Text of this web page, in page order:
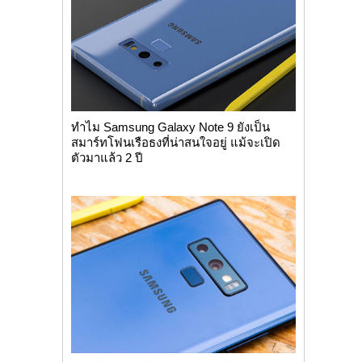
ทำไม Samsung Galaxy Note 9 ยังเป็น
สมาร์ทโฟนเรือธงที่น่าสนใจอยู่ แม้จะเปิด
ตัวมาแล้ว 2 ปี